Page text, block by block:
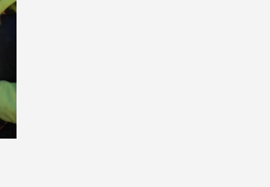
バシーポリシー